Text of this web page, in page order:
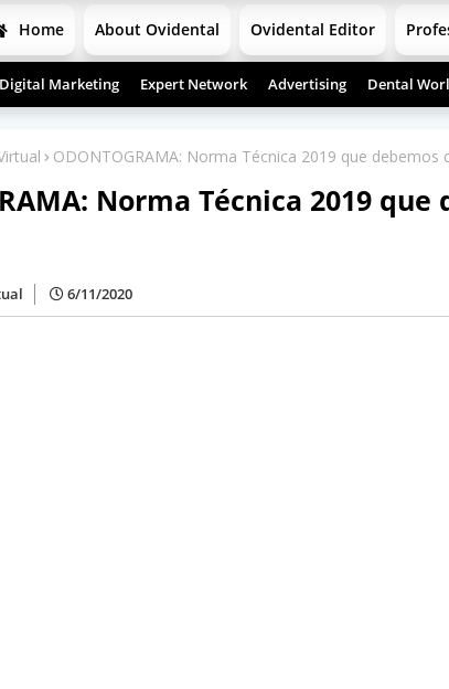
Home About Ovidental Ovidental Editor
Digital Marketing Expert Network Advertising Dental
ODONTOGRAMA: Norma Técnica 2019 que debemos
Norma Técnica 2019 que
6/11/2020